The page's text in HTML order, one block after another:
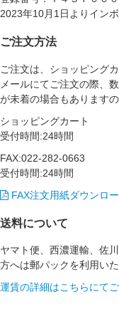
2023年10月1日よりイン
ご注文方法
ご注文は、ショッピング
メールにてご注文の際、
が未着の場合もあります
ショッピングカート
受付時間:24時間
FAX:022-282-0663
受付時間:24時間
FAX注文用紙ダウンロ
送料について
ヤマト便、西濃運輸、佐
方へは郵パックを利用いた
運賃の詳細はこちらにて